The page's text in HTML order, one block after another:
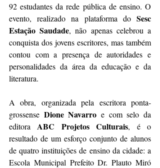
92 estudantes da rede pública de ensino. O
evento, realizado na plataforma do Sesc
Estação Saudade, não apenas celebrou a
conquista dos jovens escritores, mas também
contou com a presença de autoridades e
personalidades da área da educação e da
literatura.
A obra, organizada pela escritora ponta-
grossense Dione Navarro e com selo da
editora ABC Projetos Culturais, é o
resultado de um esforço conjunto de alunos
de quatro instituições de ensino da cidade: a
Escola Municipal Prefeito Dr. Plauto Miró